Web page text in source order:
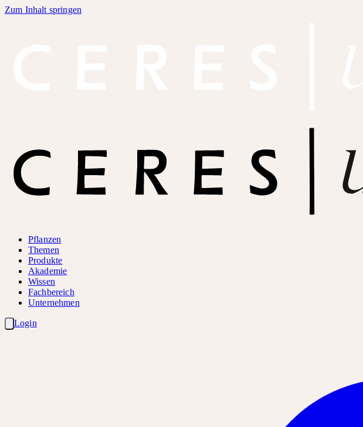
Zum Inhalt springen
Pflanzen
Themen
Produkte
Akademie
Wissen
Fachbereich
Unternehmen
Login